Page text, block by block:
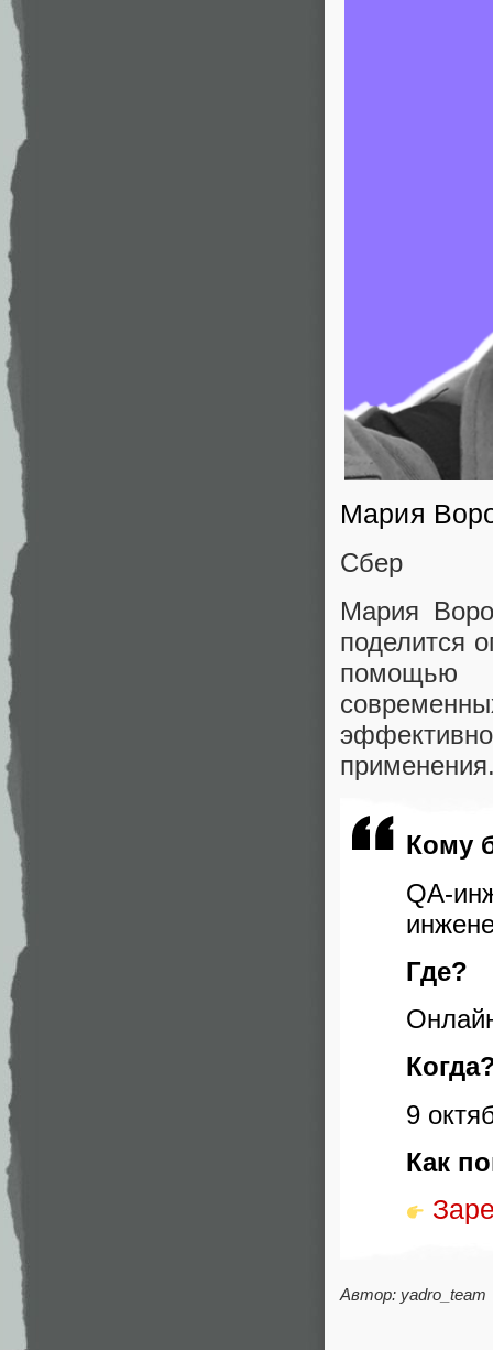
Мария
Сбер
Мария
поделится
помощью
Кому
QA-
Где?
9
Как
Автор: yadro_team